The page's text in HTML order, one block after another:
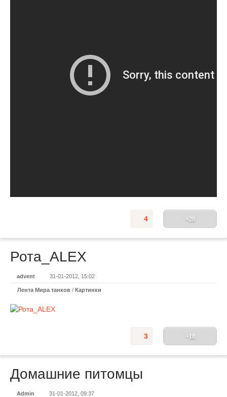
+28
4
Рота_ALEX
advent 31-01-2012, 15:02
Лента Мира танков / Картинки
+18
3
Домашние питомцы
Admin 31-01-2012, 09:37